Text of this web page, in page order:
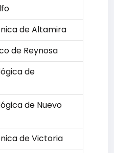
de Altamira
de Reynosa
de
de Nuevo
de Victoria